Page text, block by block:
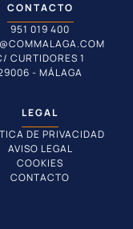
CONTACTO
951 019 400
CURTIDORES 1
- MÁLAGA
LEGAL
DE PRIVACIDAD
AVISO LEGAL
COOKIES
CONTACTO